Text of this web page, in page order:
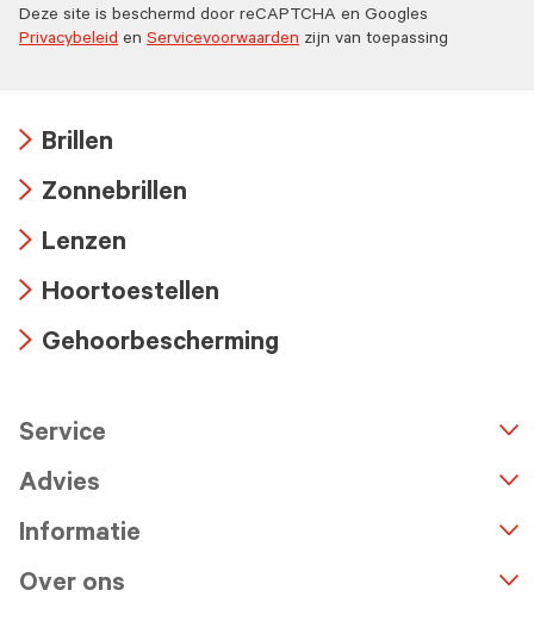
Deze site is beschermd door reCAPTCHA en Googles
Privacybeleid en Servicevoorwaarden zijn van toepassing
icon
Brillen
icon
Zonnebrillen
icon
Lenzen
icon
Hoortoestellen
Gehoorbescherming
Service
Advies
Informatie
Over ons